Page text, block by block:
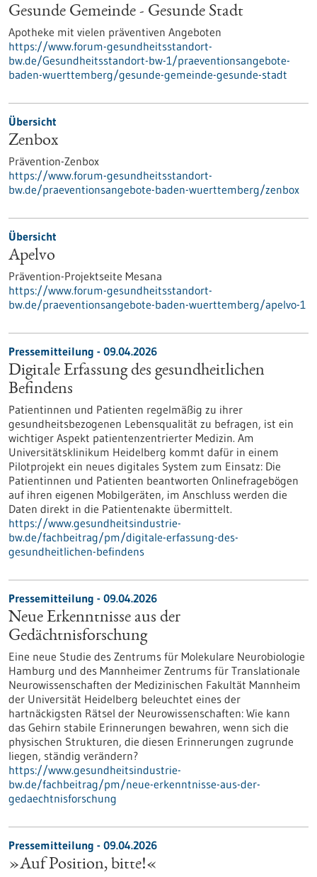
Gesunde Gemeinde - Gesunde Stadt
Apotheke mit vielen präventiven Angeboten
https://www.forum-gesundheitsstandort-
bw.de/Gesundheitsstandort-bw-1/praeventionsangebote-
baden-wuerttemberg/gesunde-gemeinde-gesunde-stadt
Übersicht
Zenbox
Prävention-Zenbox
https://www.forum-gesundheitsstandort-
bw.de/praeventionsangebote-baden-wuerttemberg/zenbox
Übersicht
Apelvo
Prävention-Projektseite Mesana
https://www.forum-gesundheitsstandort-
bw.de/praeventionsangebote-baden-wuerttemberg/apelvo-1
Pressemitteilung - 09.04.2026
Digitale Erfassung des gesundheitlichen
Befindens
Patientinnen und Patienten regelmäßig zu ihrer
gesundheitsbezogenen Lebensqualität zu befragen, ist ein
wichtiger Aspekt patientenzentrierter Medizin. Am
Universitätsklinikum Heidelberg kommt dafür in einem
Pilotprojekt ein neues digitales System zum Einsatz: Die
Patientinnen und Patienten beantworten Onlinefragebögen
auf ihren eigenen Mobilgeräten, im Anschluss werden die
Daten direkt in die Patientenakte übermittelt.
https://www.gesundheitsindustrie-
bw.de/fachbeitrag/pm/digitale-erfassung-des-
gesundheitlichen-befindens
Pressemitteilung - 09.04.2026
Neue Erkenntnisse aus der
Gedächtnisforschung
Eine neue Studie des Zentrums für Molekulare Neurobiologie
Hamburg und des Mannheimer Zentrums für Translationale
Neurowissenschaften der Medizinischen Fakultät Mannheim
der Universität Heidelberg beleuchtet eines der
hartnäckigsten Rätsel der Neurowissenschaften: Wie kann
das Gehirn stabile Erinnerungen bewahren, wenn sich die
physischen Strukturen, die diesen Erinnerungen zugrunde
liegen, ständig verändern?
https://www.gesundheitsindustrie-
bw.de/fachbeitrag/pm/neue-erkenntnisse-aus-der-
gedaechtnisforschung
Pressemitteilung - 09.04.2026
»Auf Position, bitte!«